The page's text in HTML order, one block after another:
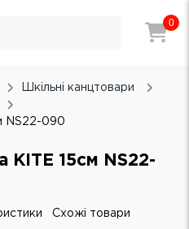
0
Шкільні канцтовари
NS22-090
KITE 15см NS22-
Схожі товари